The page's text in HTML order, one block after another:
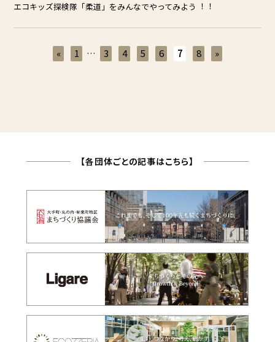
エコキッズ探検隊「柔道」をみんなでやってみよう︕︕
« 1 … 3 4 5 6 7 8 »
【各団体ごとの記事はこちら】